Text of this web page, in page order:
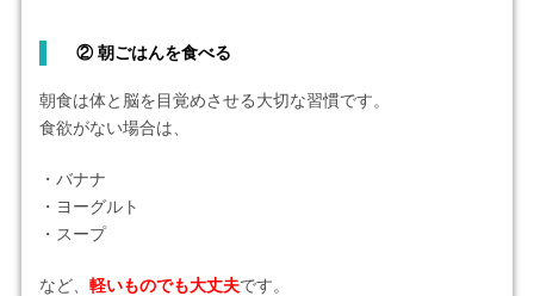
②朝ごはんを食べる
朝食は体と脳を目覚めさせる大切な習慣です。
食欲がない場合は、
・バナナ
・ヨーグルト
・スープ
など、 軽いものでも大丈夫です。